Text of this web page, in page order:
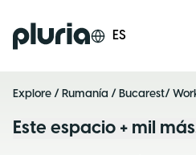
Logo Pluria ES
Explore / Rumanía / Bucarest/
Este espacio + mil